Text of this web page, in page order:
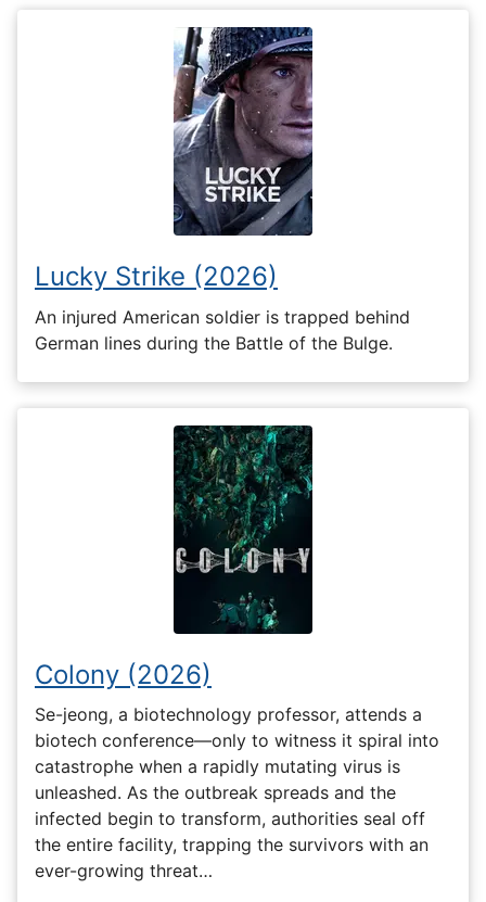
Lucky Strike (2026)
An injured American soldier is trapped behind
German lines during the Battle of the Bulge.
Colony (2026)
Se-jeong, a biotechnology professor, attends a
biotech conference—only to witness it spiral into
catastrophe when a rapidly mutating virus is
unleashed. As the outbreak spreads and the
infected begin to transform, authorities seal off
the entire facility, trapping the survivors with an
ever-growing threat…